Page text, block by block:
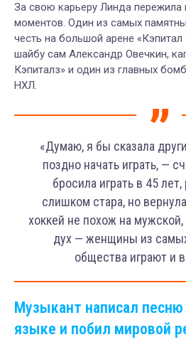
За свою карьеру Линда пережила
моментов. Один из самых
честь на большой арене «Кэпитал
шайбу сам Александр Овечкин,
Кэпиталз» и один из главных
НХЛ.
«Думаю, я бы сказала
поздно начать играть, —
бросила играть в 45
слишком стара, но
хоккей не похож на мужской,
дух — женщины из
общества играют и
Музыкант написал
языке и побил мировой